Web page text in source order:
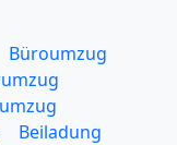
Büroumzug
Beiladung